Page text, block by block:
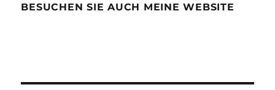
BESUCHEN SIE AUCH MEINE WEBSITE